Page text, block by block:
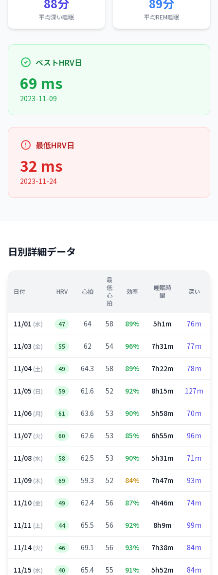
平均深い睡眠 平均REM睡眠
ベストHRV日
69 ms
2023-11-09
最低HRV日
32 ms
2023-11-24
日別詳細データ
日付 HRV 心拍
最
低
心
拍
効率
睡眠時
間
深い
11/01 (水) 47 64 58 89% 5h1m 76m
11/03 (金) 55 62 54 96% 7h31m 77m
11/04(土) 49 64.3 58 89% 7h22m 78m
11/05 (日) 59 61.6 52 92% 8h15m 127m
11/06(月) 61 63.6 53 90% 5h58m 70m
11/07(火) 60 62.6 53 85% 6h55m 96m
11/08(水) 58 62.5 53 90% 5h31m 71m
11/09(木) 69 59.3 52 84% 7h47m 93m
11/10(金) 49 62.4 56 87% 4h46m 74m
11/11 (土) 44 65.5 56 92% 8h9m 99m
11/14(火) 46 69.1 56 93% 7h38m 84m
11/15 (水) 40 65.4 55 91% 5h52m 84m